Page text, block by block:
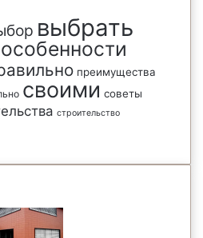
выбрать
особенности
преимущества
своими советы
строительство